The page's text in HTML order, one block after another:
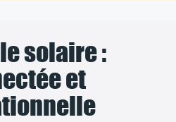
solaire :
et